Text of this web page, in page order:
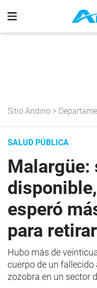
Sitio Andino >
SALUD PÚBLICA
Malargüe:
esperó
para
Hubo más de
cuerpo de un
zozobra en un sector